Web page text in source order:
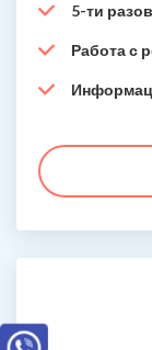
5-ти
Работа с